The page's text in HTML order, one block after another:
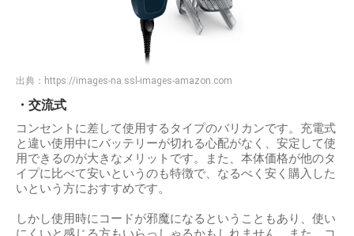
出典： https://images-na.ssl-images-amazon.com
・交流式
コンセントに差して使用するタイプのバリカンです。充電式
と違い使用中にバッテリーが切れる心配がなく、安定して使
用できるのが大きなメリットです。また、本体価格が他のタ
イプに比べて安いというのも特徴で、なるべく安く購入した
いという方におすすめです。
しかし使用時にコードが邪魔になるということもあり、使い